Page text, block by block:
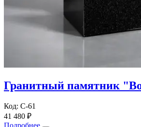
Гранитный памятник
Код: С-61
41 480 ₽
Подробнее